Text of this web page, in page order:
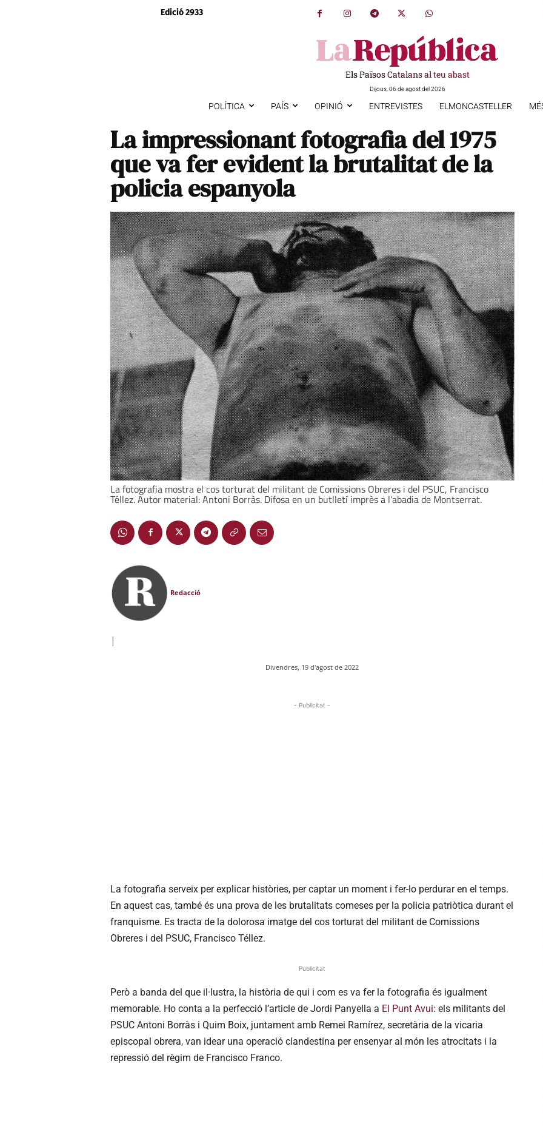
Edició 2933
Els Països Catalans al teu abast
Dijous, 06 de agost del 2026
POLÍTICA PAÍS OPINIÓ ENTREVISTES ELMONCASTELLER
La impressionant fotografia del 1975
que va fer evident la brutalitat de la
policia espanyola
La fotografia mostra el cos torturat del militant de Comissions Obreres i del PSUC, Francisco
Téllez. Autor material: Antoni Borràs. Difosa en un butlletí imprès a l’abadia de Montserrat.
Redacció
|
Divendres, 19 d'agost de 2022
- Publicitat -
La fotografia serveix per explicar històries, per captar un moment i fer-lo perdurar en el temps.
En aquest cas, també és una prova de les brutalitats comeses per la policia patriòtica durant el
franquisme. Es tracta de la dolorosa imatge del cos torturat del militant de Comissions
Obreres i del PSUC, Francisco Téllez.
Publicitat
Però a banda del que il·lustra, la història de qui i com es va fer la fotografia és igualment
memorable. Ho conta a la perfecció l’article de Jordi Panyella a El Punt Avui: els militants del
PSUC Antoni Borràs i Quim Boix, juntament amb Remei Ramírez, secretària de la vicaria
episcopal obrera, van idear una operació clandestina per ensenyar al món les atrocitats i la
repressió del règim de Francisco Franco.